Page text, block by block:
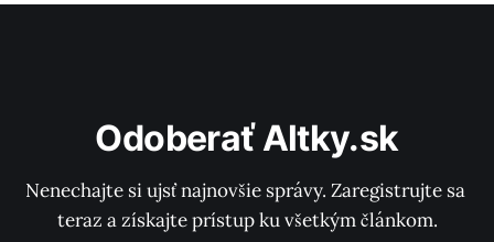
Odoberať Altky.sk
Nenechajte si ujsť najnovšie správy. Zaregistrujte sa
teraz a získajte prístup ku všetkým článkom.